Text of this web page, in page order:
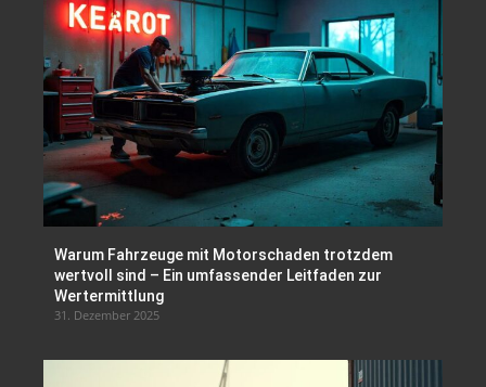
Warum Fahrzeuge mit Motorschaden trotzdem
wertvoll sind – Ein umfassender Leitfaden zur
Wertermittlung
31. Dezember 2025